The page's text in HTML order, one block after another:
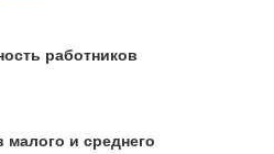
работников
малого и среднего